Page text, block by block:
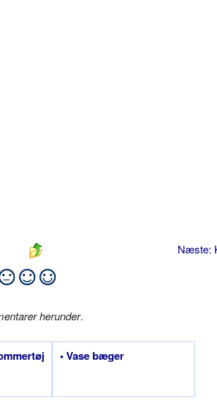
Næste:
herunder.
• Vase bæger